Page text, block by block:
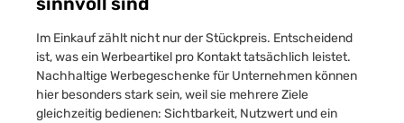
Im Einkauf zählt nicht nur der Stückpreis. Entscheidend
ist, was ein Werbeartikel pro Kontakt tatsächlich leistet.
Nachhaltige Werbegeschenke für Unternehmen können
hier besonders stark sein, weil sie mehrere Ziele
gleichzeitig bedienen: Sichtbarkeit, Nutzwert und ein